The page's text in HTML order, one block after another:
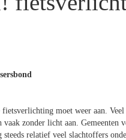
moet weer aan.
zonder licht aan.
relatief veel slachtoffers